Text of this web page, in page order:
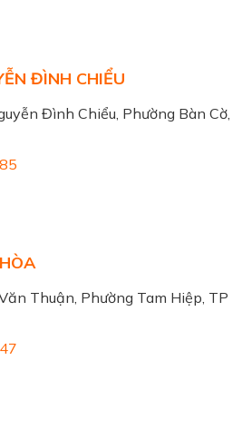
ĐÌNH CHIỂU
Đình Chiểu, Phường Bàn Cờ,
Thuận, Phường Tam Hiệp, TP